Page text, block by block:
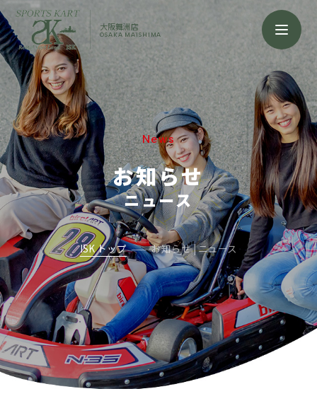
大阪舞洲店
OSAKA MAISHIMA
News
お知らせ
ニュース
ISK トップ お知らせ | ニュース